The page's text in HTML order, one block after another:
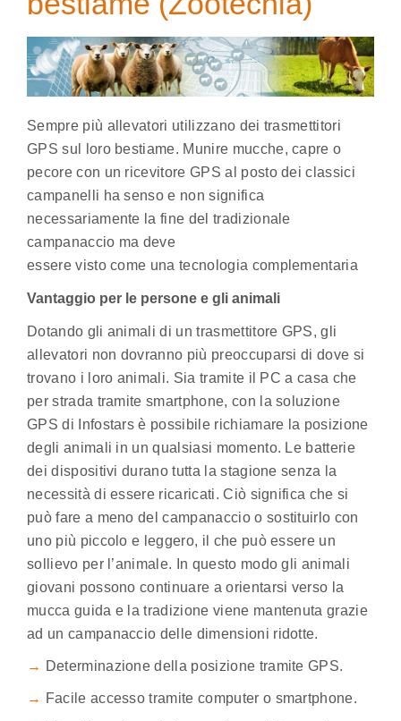
Sempre più allevatori utilizzano dei trasmettitori
GPS sul loro bestiame. Munire mucche, capre o
pecore con un ricevitore GPS al posto dei classici
campanelli ha senso e non significa
necessariamente la fine del tradizionale
campanaccio ma deve
essere visto come una tecnologia complementaria
Vantaggio per le persone e gli animali
Dotando gli animali di un trasmettitore GPS, gli
allevatori non dovranno più preoccuparsi di dove si
trovano i loro animali. Sia tramite il PC a casa che
per strada tramite smartphone, con la soluzione
GPS di Infostars è possibile richiamare la posizione
degli animali in un qualsiasi momento. Le batterie
dei dispositivi durano tutta la stagione senza la
necessità di essere ricaricati. Ciò significa che si
può fare a meno del campanaccio o sostituirlo con
uno più piccolo e leggero, il che può essere un
sollievo per l’animale. In questo modo gli animali
giovani possono continuare a orientarsi verso la
mucca guida e la tradizione viene mantenuta grazie
ad un campanaccio delle dimensioni ridotte.
→ Determinazione della posizione tramite GPS.
→ Facile accesso tramite computer o smartphone.